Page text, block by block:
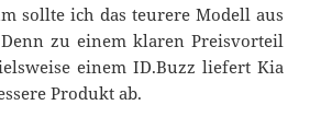
sollte ich das teurere Modell aus
zu einem klaren Preisvorteil
einem ID.Buzz liefert Kia
Produkt ab.